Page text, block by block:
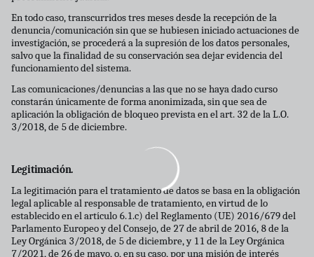
En todo caso, transcurridos tres meses desde la recepción de la
denuncia/comunicación sin que se hubiesen iniciado actuaciones de
investigación, se procederá a la supresión de los datos personales,
salvo que la finalidad de su conservación sea dejar evidencia del
funcionamiento del sistema.
Las comunicaciones/denuncias a las que no se haya dado curso
constarán únicamente de forma anonimizada, sin que sea de
aplicación la obligación de bloqueo prevista en el art. 32 de la L.O.
3/2018, de 5 de diciembre.
Legitimación.
La legitimación para el tratamiento de datos se basa en la obligación
legal aplicable al responsable de tratamiento, en virtud de lo
establecido en el artı́culo 6.1.c) del Reglamento (UE) 2016/679 del
Parlamento Europeo y del Consejo, de 27 de abril de 2016, 8 de la
Ley Orgánica 3/2018, de 5 de diciembre, y 11 de la Ley Orgánica
7/2021, de 26 de mayo, o, en su caso, por una misión de interés